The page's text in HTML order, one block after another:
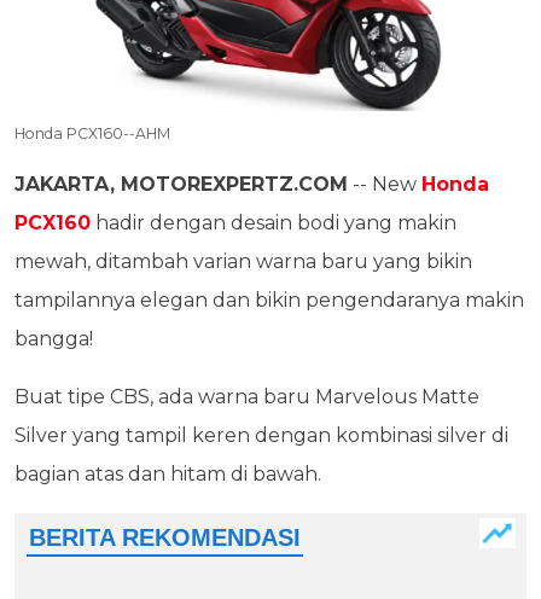
Honda PCX160--AHM
JAKARTA, MOTOREXPERTZ.COM -- New Honda
PCX160 hadir dengan desain bodi yang makin
mewah, ditambah varian warna baru yang bikin
tampilannya elegan dan bikin pengendaranya makin
bangga!
Buat tipe CBS, ada warna baru Marvelous Matte
Silver yang tampil keren dengan kombinasi silver di
bagian atas dan hitam di bawah.